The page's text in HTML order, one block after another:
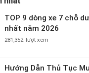
TOP 9 dòng xe 7 chỗ
nhất năm 2026
281,352 lượt xem
Hướng Dẫn Thủ Tục